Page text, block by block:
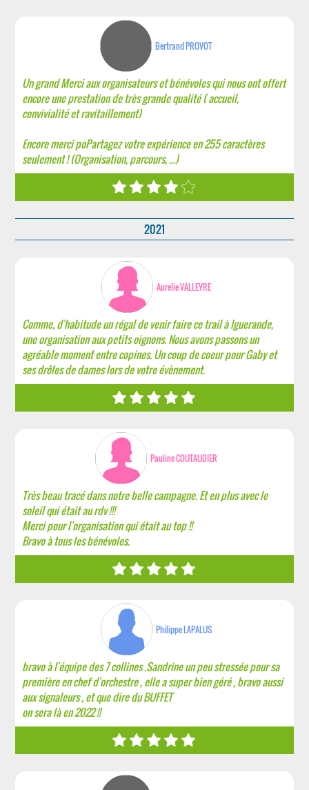
Bertrand PROVOT
Un grand Merci aux organisateurs et bénévoles qui nous ont offert
encore une prestation de très grande qualité ( accueil,
convivialité et ravitaillement)
Encore merci poPartagez votre expérience en 255 caractères
seulement ! (Organisation, parcours, ...)
2021
Aurelie VALLEYRE
Comme, d'habitude un régal de venir faire ce trail à Iguerande,
une organisation aux petits oignons. Nous avons passons un
agréable moment entre copines. Un coup de coeur pour Gaby et
ses drôles de dames lors de votre évènement.
Pauline COUTAUDIER
Très beau tracé dans notre belle campagne. Et en plus avec le
soleil qui était au rdv !!!
Merci pour l'organisation qui était au top !!
Bravo à tous les bénévoles.
Philippe LAPALUS
bravo à l'équipe des 7 collines .Sandrine un peu stressée pour sa
première en chef d'orchestre , elle a super bien géré , bravo aussi
aux signaleurs , et que dire du BUFFET
on sera là en 2022 !!